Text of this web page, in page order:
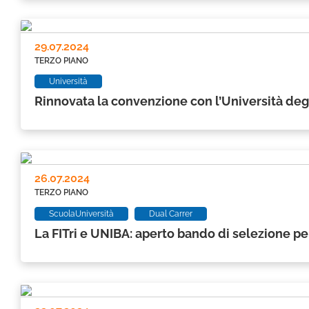
Rinnovata la convenzione con l’Università
TERZO PIANO
29.07.2024
Università
La FITri e UNIBA: aperto bando di selezione
TERZO PIANO
26.07.2024
ScuolaUniversità Dual Carrer